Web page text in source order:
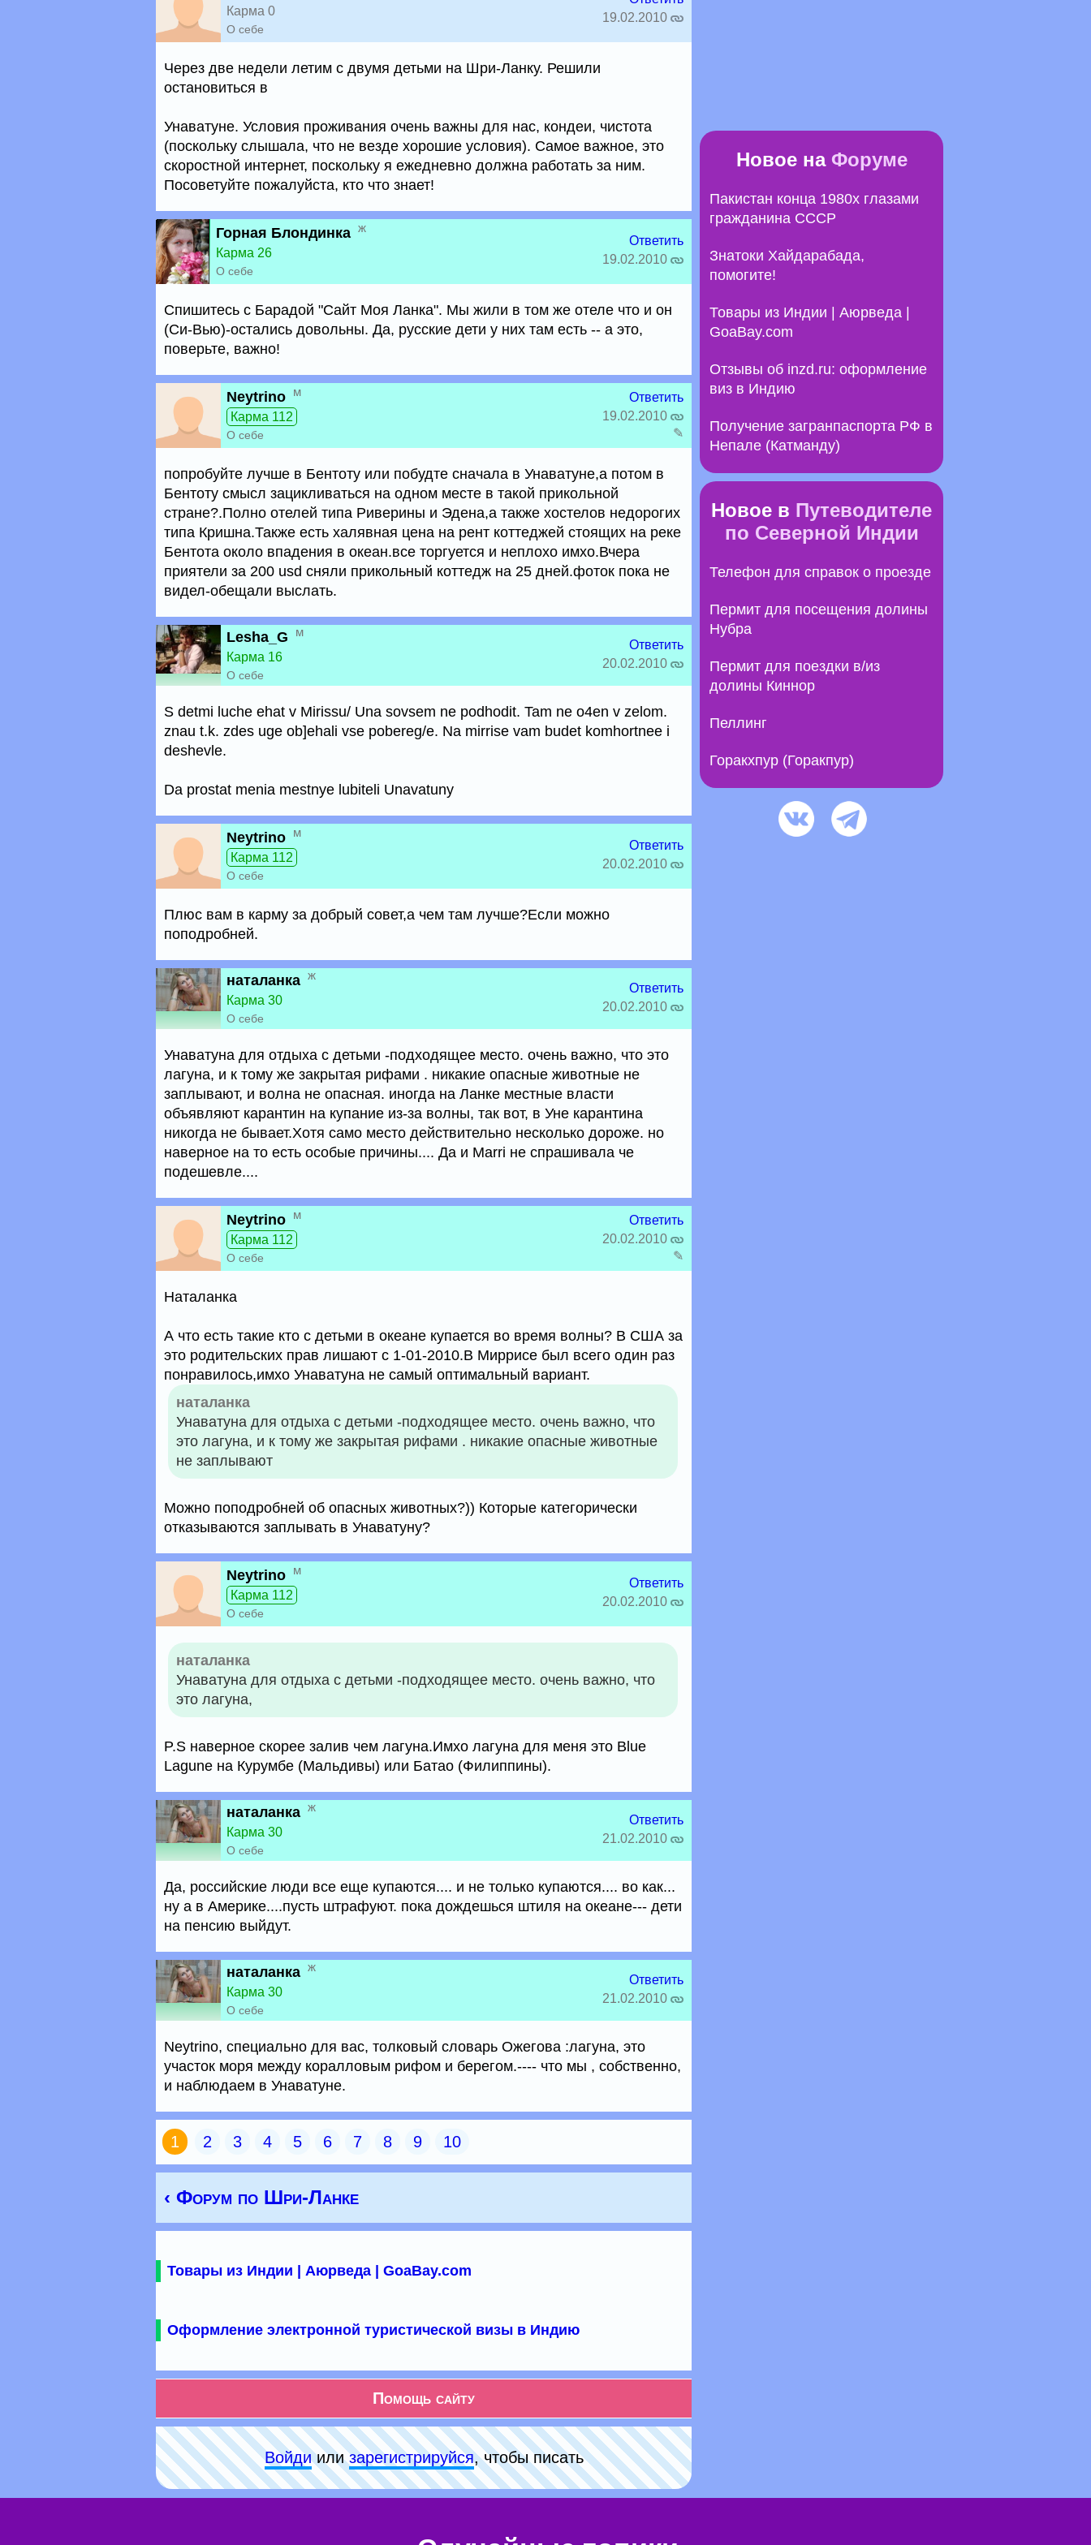
Карма 0
О себе
19.02.2010
Через две недели летим с двумя детьми на Шри-Ланку. Решили
остановиться в
Унаватуне. Условия проживания очень важны для нас, кондеи, чистота
(поскольку слышала, что не везде хорошие условия). Самое важное, это
скоростной интернет, поскольку я ежедневно должна работать за ним.
Посоветуйте пожалуйста, кто что знает!
Горная Блондинка ж
Карма 26
О себе
Ответить
19.02.2010
Спишитесь с Барадой "Сайт Моя Ланка". Мы жили в том же отеле что и он
(Си-Вью)-остались довольны. Да, русские дети у них там есть -- а это,
поверьте, важно!
Neytrino м
Карма 112
О себе
Ответить
19.02.2010
✎
попробуйте лучше в Бентоту или побудте сначала в Унаватуне,а потом в
Бентоту смысл зацикливаться на одном месте в такой прикольной
стране?.Полно отелей типа Риверины и Эдена,а также хостелов недорогих
типа Кришна.Также есть халявная цена на рент коттеджей стоящих на реке
Бентота около впадения в океан.все торгуется и неплохо имхо.Вчера
приятели за 200 usd сняли прикольный коттедж на 25 дней.фоток пока не
видел-обещали выслать.
Lesha_G
м
Карма 16
О себе
Ответить
20.02.2010
S detmi luche ehat v Mirissu/ Una sovsem ne podhodit. Tam ne o4en v zelom.
znau t.k. zdes uge ob]ehali vse pobereg/e. Na mirrise vam budet komhortnee i
deshevle.
Da prostat menia mestnye lubiteli Unavatuny
Neytrino м
Карма 112
О себе
Ответить
20.02.2010
Плюс вам в карму за добрый совет,а чем там лучше?Если можно
поподробней.
наталанка ж
Карма 30
О себе
Ответить
20.02.2010
Унаватуна для отдыха с детьми -подходящее место. очень важно, что это
лагуна, и к тому же закрытая рифами . никакие опасные животные не
заплывают, и волна не опасная. иногда на Ланке местные власти
объявляют карантин на купание из-за волны, так вот, в Уне карантина
никогда не бывает.Хотя само место действительно несколько дороже. но
наверное на то есть особые причины.... Да и Marri не спрашивала че
подешевле....
Neytrino м
Карма 112
О себе
Ответить
20.02.2010
✎
Наталанка
А что есть такие кто с детьми в океане купается во время волны? В США за
это родительских прав лишают с 1-01-2010.В Миррисе был всего один раз
понравилось,имхо Унаватуна не самый оптимальный вариант.
наталанка
Унаватуна для отдыха с детьми -подходящее место. очень важно, что
это лагуна, и к тому же закрытая рифами . никакие опасные животные
не заплывают
Можно поподробней об опасных животных?)) Которые категорически
отказываются заплывать в Унаватуну?
Neytrino м
Карма 112
О себе
Ответить
20.02.2010
наталанка
Унаватуна для отдыха с детьми -подходящее место. очень важно, что
это лагуна,
P.S наверное скорее залив чем лагуна.Имхо лагуна для меня это Blue
Lagune на Курумбе (Мальдивы) или Батао (Филиппины).
наталанка ж
Карма 30
О себе
Ответить
21.02.2010
Да, российские люди все еще купаются.... и не только купаются.... во как...
ну а в Америке....пусть штрафуют. пока дождешься штиля на океане--- дети
на пенсию выйдут.
наталанка ж
Карма 30
О себе
Ответить
21.02.2010
Neytrino, специально для вас, толковый словарь Ожегова :лагуна, это
участок моря между коралловым рифом и берегом.---- что мы , собственно,
и наблюдаем в Унаватуне.
1 2 3 4 5 6 7 8 9 10
‹ Форум по Шри-Ланке
Товары из Индии | Аюрведа | GoaBay.com
Оформление электронной туристической визы в Индию
Помощь сайту
Войдиилизарeгиcтpируйся, чтобы писать
Новое на Форуме
Пакистан конца 1980х глазами
гражданина СССР
Знатоки Хайдарабада,
помогите!
Товары из Индии | Аюрведа |
GoaBay.com
Отзывы об inzd.ru: оформление
виз в Индию
Получение загранпаспорта РФ в
Непале (Катманду)
Новое в Путеводителе
по Северной Индии
Телефон для справок о проезде
Пермит для посещения долины
Нубра
Пермит для поездки в/из
долины Киннор
Пеллинг
Горакхпур (Горакпур)